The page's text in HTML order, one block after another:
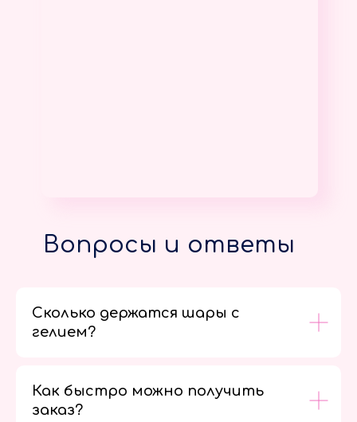
Вопросы и ответы
Сколько держатся шары с
гелием?
Как быстро можно получить
заказ?